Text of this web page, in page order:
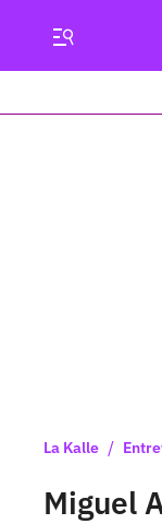
La Kalle /
Miguel